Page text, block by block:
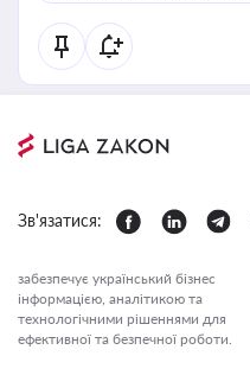
Зв'язатися:
забезпечує український бізнес
інформацією, аналітикою та
технологічними рішеннями для
ефективної та безпечної роботи.